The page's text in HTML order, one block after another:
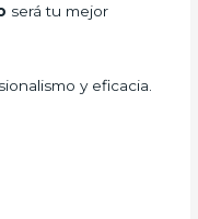
será tu mejor
y eficacia.